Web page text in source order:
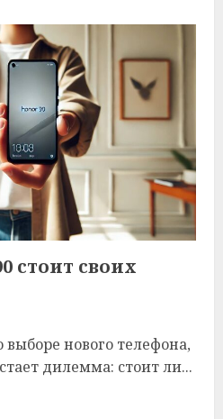
стоит своих
выборе нового телефона,
дилемма: стоит ли...